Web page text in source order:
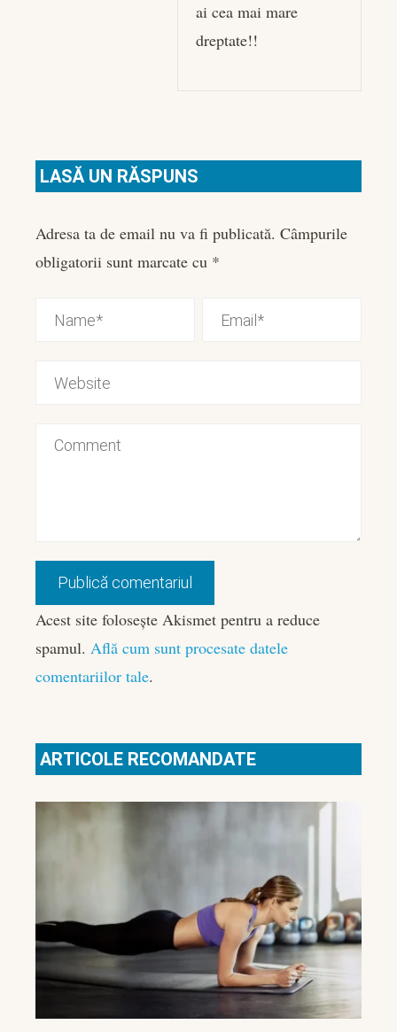
ai cea mai mare
dreptate!!
LASĂ UN RĂSPUNS
Adresa ta de email nu va fi publicată. Câmpurile
obligatorii sunt marcate cu *
Acest site folosește Akismet pentru a reduce
spamul. Află cum sunt procesate datele
comentariilor tale.
ARTICOLE RECOMANDATE